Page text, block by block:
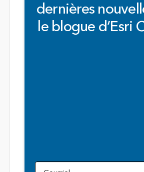
dernières
le blogue d’Esri